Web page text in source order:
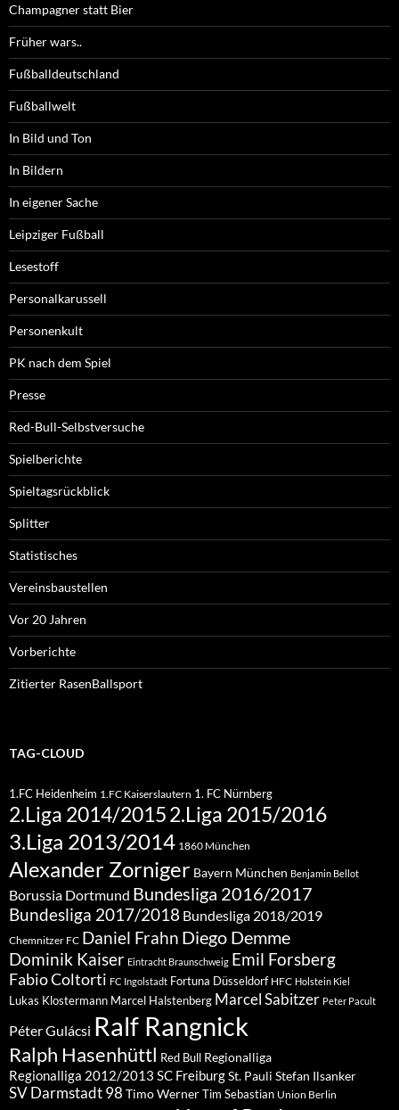
Champagner statt Bier
Früher wars..
Fußballdeutschland
Fußballwelt
In Bild und Ton
In Bildern
In eigener Sache
Leipziger Fußball
Lesestoff
Personalkarussell
Personenkult
PK nach dem Spiel
Presse
Red-Bull-Selbstversuche
Spielberichte
Spieltagsrückblick
Splitter
Statistisches
Vereinsbaustellen
Vor 20 Jahren
Vorberichte
Zitierter RasenBallsport
TAG-CLOUD
1.FC Heidenheim 1.FC Kaiserslautern 1. FC Nürnberg
2.Liga 2014/20152.Liga 2015/2016
3.Liga 2013/2014 1860 München
Alexander Zorniger Bayern München Benjamin Bellot
Borussia Dortmund Bundesliga 2016/2017
Bundesliga 2017/2018 Bundesliga 2018/2019
Chemnitzer FC Daniel Frahn Diego Demme
Dominik Kaiser Eintracht Braunschweig Emil Forsberg
Fabio Coltorti FC Ingolstadt Fortuna Düsseldorf HFC Holstein Kiel
Lukas Klostermann Marcel Halstenberg Marcel Sabitzer Peter Pacult
Péter Gulácsi Ralf Rangnick
Ralph Hasenhüttl Red Bull Regionalliga
Regionalliga 2012/2013 SC FreiburgSt. Pauli Stefan Ilsanker
SV Darmstadt 98 Timo WernerTim Sebastian Union Berlin